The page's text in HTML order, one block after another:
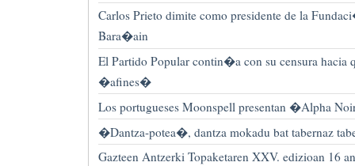
Carlos Prieto dimite como presidente de la
Bara�ain
El Partido Popular contin�a con su censura hacia
�afines�
Los portugueses Moonspell presentan �Alpha
�Dantza-potea�, dantza mokadu bat tabernaz
Gazteen Antzerki Topaketaren XXV. edizioan 16